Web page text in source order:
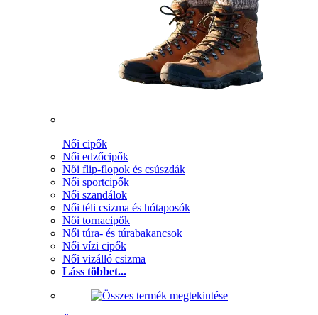
Női cipők
Női edzőcipők
Női flip-flopok és csúszdák
Női sportcipők
Női szandálok
Női téli csizma és hótaposók
Női tornacipők
Női túra- és túrabakancsok
Női vízi cipők
Női vizálló csizma
Láss többet...